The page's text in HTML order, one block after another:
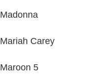
Madonna
Mariah Carey
Maroon 5